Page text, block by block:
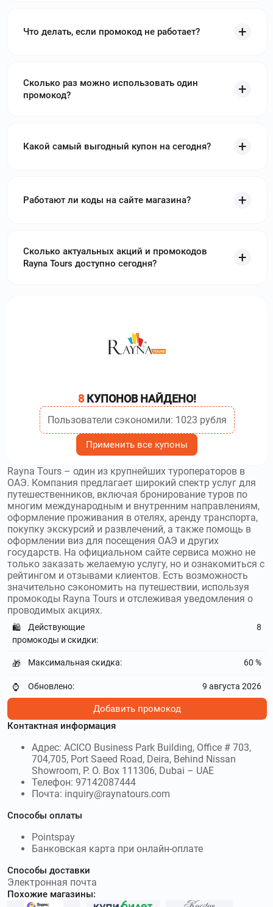
Петербурга, работающая с 1993 года и
специализирующаяся на внутреннем и въездном туризме.
delfin-tour.ru–Российский туроператор Дельфин
организует поездки исключительно по территории России.
moretut.ru–Туристическое агентство «Море
Что делать, если промокод не работает?
Сколько раз можно использовать один
промокод?
Какой самый выгодный купон на сегодня?
Работают ли коды на сайте магазина?
Сколько актуальных акций и промокодов
Rayna Tours доступно сегодня?
8КУПОНОВ НАЙДЕНО!
Пользователи сэкономили: 1023 рубля
Применить все купоны
Rayna Tours – один из крупнейших туроператоров в
ОАЭ. Компания предлагает широкий спектр услуг для
путешественников, включая бронирование туров по
многим международным и внутренним направлениям,
оформление проживания в отелях, аренду транспорта,
покупку экскурсий и развлечений, а также помощь в
оформлении виз для посещения ОАЭ и других
государств. На официальном сайте сервиса можно не
только заказать желаемую услугу, но и ознакомиться с
рейтингом и отзывами клиентов. Есть возможность
значительно сэкономить на путешествии, используя
промокоды Rayna Tours и отслеживая уведомления о
проводимых акциях.
🛍️
Действующие
промокоды и скидки:
8
🎁 Максимальная скидка: 60 %
⌚ Обновлено: 9 августа 2026
Добавить промокод
Контактная информация
Адрес: ACICO Business Park Building, Office # 703,
704,705, Port Saeed Road, Deira, Behind Nissan
Showroom, P. O. Box 111306, Dubai – UAE
Телефон: 97142087444
Почта: inquiry@raynatours.com
Способы оплаты
Pointspay
Банковская карта при онлайн-оплате
Способы доставки
Электронная почта
Похожие магазины: